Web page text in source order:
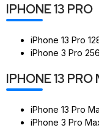
IPHONE 13 PRO
iPhone 13 Pro
iPhone 3 Pro
IPHONE 13 PRO
iPhone 13 Pro
iPhone 3 Pro